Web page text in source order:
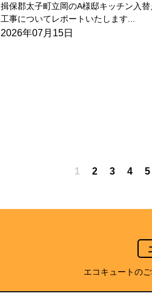
揖保郡太子町立岡のA様邸キッチン入替
工事についてレポートいたします...
2026年07月15日
1 2 3 4 5
エコキュートの